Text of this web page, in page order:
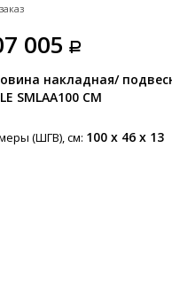
005
накладная/
SMLAA100 CM
(ШГВ), см: 100 x 46 x 13